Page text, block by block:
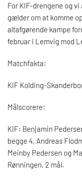
For KIF-drengene og
gælder om at komme
altafgørende kampe
februar i Lemvig mod
Matchfakta:
KIF Kolding-
Målscorere:
KIF: Benjamin
begge 4, Andreas
Meinby Pedersen og
Rønningen, 2 mål.